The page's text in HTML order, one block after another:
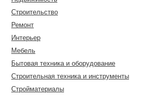
Строительство
Ремонт
Интерьер
Мебель
Бытовая техника и оборудование
Строительная техника и инструменты
Стройматериалы